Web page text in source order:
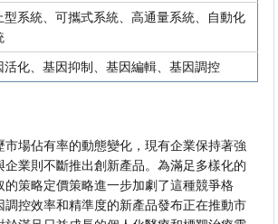
型系統、可攜式系統、高通量系統、自動化
活化、基因抑制、基因編輯、基因調控
市場佔有率的動態變化，現有企業保持著強
企業則不斷推出創新產品。為滿足多樣化的
的策略定價策略進一步加劇了這種競爭格
調控效率和精準度的新產品發布正在推動市